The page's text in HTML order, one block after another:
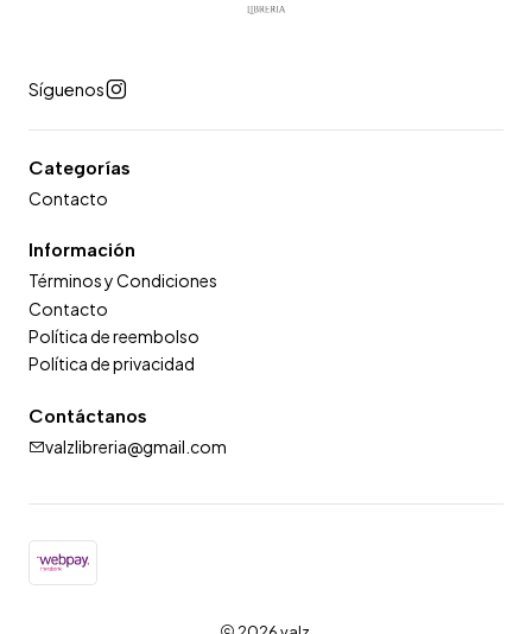
Síguenos
Categorías
Contacto
Información
Términos y Condiciones
Contacto
Política de reembolso
Política de privacidad
Contáctanos
valzlibreria@gmail.com